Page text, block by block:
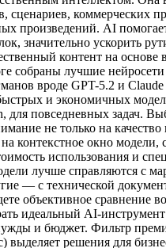
сценариев, коммерческих
произведений. AI
значительно ускорить
контент на основе
собраны лучшие
вроде GPT-5.2 и
и экономичных
для повседневных задач.
не только на качество
контекстное окно модели,
использования и
лучше справляются с
— с технической
объективное сравнение
идеальный AI-
и бюджет. Фильтр
выделяет решения для